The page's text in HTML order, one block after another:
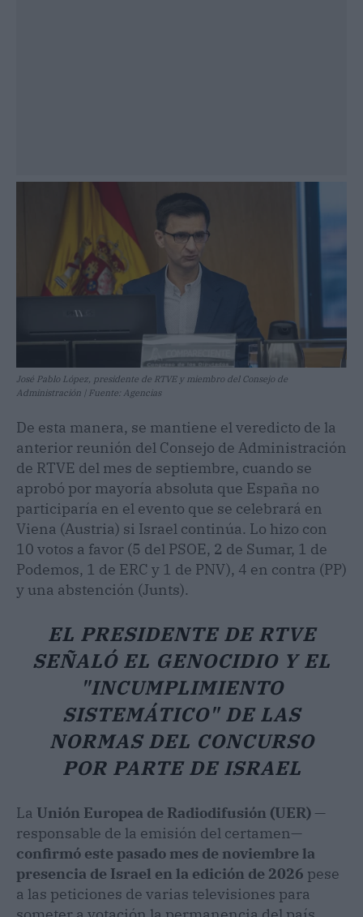
José Pablo López, presidente de RTVE y miembro del Consejo de
Administración | Fuente: Agencias
De esta manera, se mantiene el veredicto de la
anterior reunión del Consejo de Administración
de RTVE del mes de septiembre, cuando se
aprobó por mayoría absoluta que España no
participaría en el evento que se celebrará en
Viena (Austria) si Israel continúa. Lo hizo con
10 votos a favor (5 del PSOE, 2 de Sumar, 1 de
Podemos, 1 de ERC y 1 de PNV), 4 en contra (PP)
y una abstención (Junts).
EL PRESIDENTE DE RTVE
SEÑALÓ EL GENOCIDIO Y EL
"INCUMPLIMIENTO
SISTEMÁTICO" DE LAS
NORMAS DEL CONCURSO
POR PARTE DE ISRAEL
La Unión Europea de Radiodifusión (UER) —
responsable de la emisión del certamen—
confirmó este pasado mes de noviembre la
presencia de Israel en la edición de 2026 pese
a las peticiones de varias televisiones para